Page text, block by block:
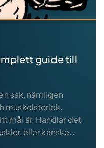
guide till
sak, nämligen
muskelstorlek.
mål är. Handlar det
eller kanske